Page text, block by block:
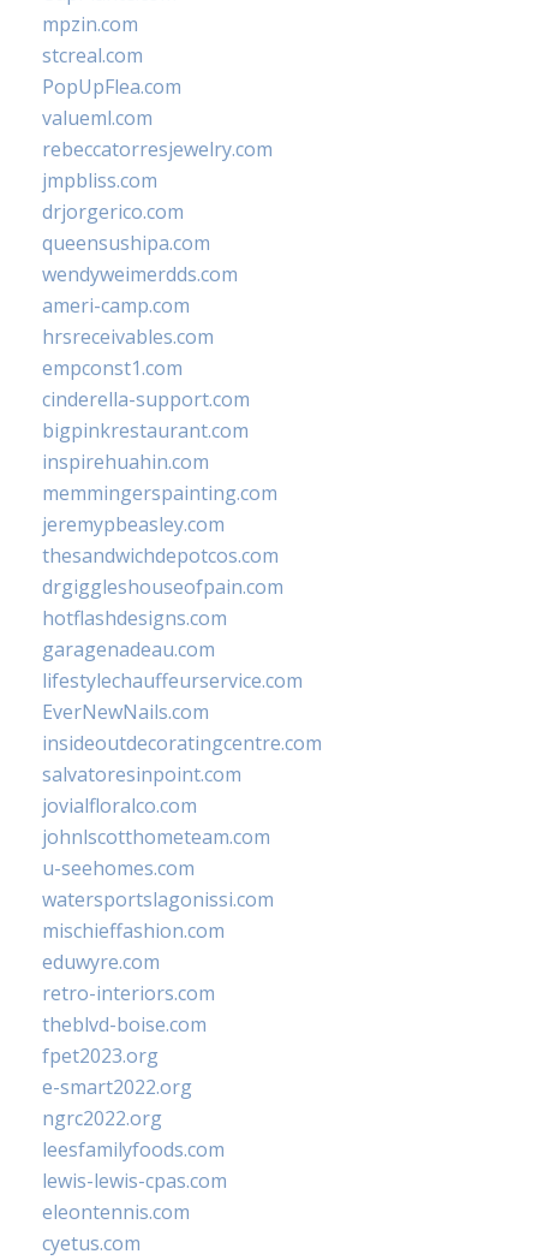
mpzin.com
stcreal.com
PopUpFlea.com
valueml.com
rebeccatorresjewelry.com
jmpbliss.com
drjorgerico.com
queensushipa.com
wendyweimerdds.com
ameri-camp.com
hrsreceivables.com
empconst1.com
cinderella-support.com
bigpinkrestaurant.com
inspirehuahin.com
memmingerspainting.com
jeremypbeasley.com
thesandwichdepotcos.com
drgiggleshouseofpain.com
hotflashdesigns.com
garagenadeau.com
lifestylechauffeurservice.com
EverNewNails.com
insideoutdecoratingcentre.com
salvatoresinpoint.com
jovialfloralco.com
johnlscotthometeam.com
u-seehomes.com
watersportslagonissi.com
mischieffashion.com
eduwyre.com
retro-interiors.com
theblvd-boise.com
fpet2023.org
e-smart2022.org
ngrc2022.org
leesfamilyfoods.com
lewis-lewis-cpas.com
eleontennis.com
cyetus.com